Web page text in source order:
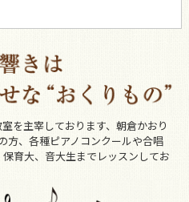
を主宰しております、朝倉かおり
方、各種ピアノコンクールや合唱
育大、音大生までレッスンしてお